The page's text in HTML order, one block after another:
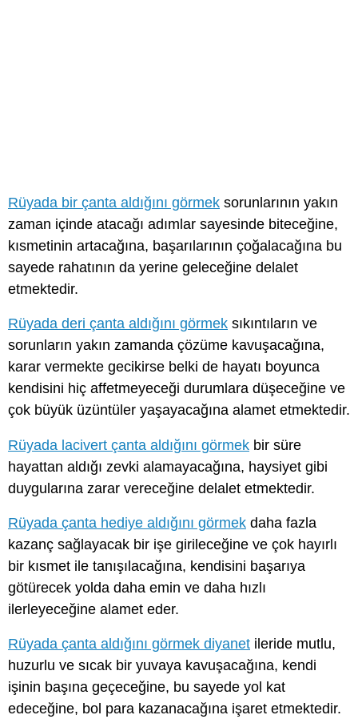
Rüyada bir çanta aldığını görmek sorunlarının yakın
zaman içinde atacağı adımlar sayesinde biteceğine,
kısmetinin artacağına, başarılarının çoğalacağına bu
sayede rahatının da yerine geleceğine delalet
etmektedir.
Rüyada deri çanta aldığını görmek sıkıntıların ve
sorunların yakın zamanda çözüme kavuşacağına,
karar vermekte gecikirse belki de hayatı boyunca
kendisini hiç affetmeyeceği durumlara düşeceğine ve
çok büyük üzüntüler yaşayacağına alamet etmektedir.
Rüyada lacivert çanta aldığını görmek bir süre
hayattan aldığı zevki alamayacağına, haysiyet gibi
duygularına zarar vereceğine delalet etmektedir.
Rüyada çanta hediye aldığını görmek daha fazla
kazanç sağlayacak bir işe girileceğine ve çok hayırlı
bir kısmet ile tanışılacağına, kendisini başarıya
götürecek yolda daha emin ve daha hızlı
ilerleyeceğine alamet eder.
Rüyada çanta aldığını görmek diyanet ileride mutlu,
huzurlu ve sıcak bir yuvaya kavuşacağına, kendi
işinin başına geçeceğine, bu sayede yol kat
edeceğine, bol para kazanacağına işaret etmektedir.